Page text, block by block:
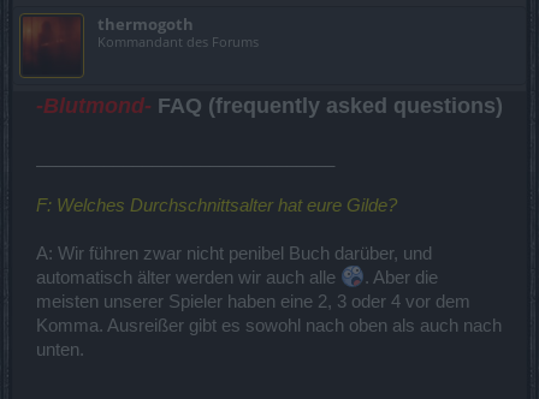
thermogoth
Kommandant des Forums
-Blutmond- FAQ (frequently asked questions)
F: Welches Durchschnittsalter hat eure Gilde?
A: Wir führen zwar nicht penibel Buch darüber, und
automatisch älter werden wir auch alle
. Aber die
meisten unserer Spieler haben eine 2, 3 oder 4 vor dem
Komma. Ausreißer gibt es sowohl nach oben als auch nach
unten.